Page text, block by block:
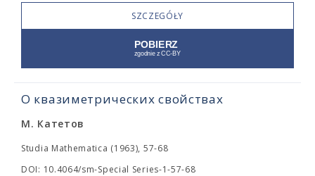
SZCZEGÓŁY
О квазиметрических свойствах
М. Катетов
Studia Mathematica (1963), 57-68
DOI: 10.4064/sm-Special Series-1-57-68